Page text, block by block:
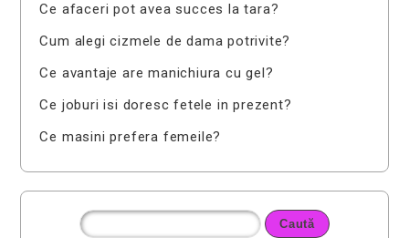
Ce afaceri pot avea succes la tara?
Cum alegi cizmele de dama potrivite?
Ce avantaje are manichiura cu gel?
Ce joburi isi doresc fetele in prezent?
Ce masini prefera femeile?